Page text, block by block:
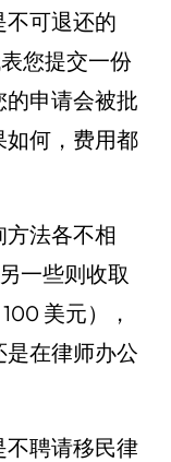
可退还的
您提交一份
申请会被批
何，费用都
法各不相
另一些则收取
美元），
在律师办公
聘请移民律